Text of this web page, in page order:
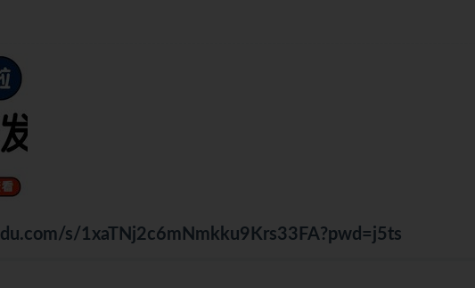
s/1xaTNj2c6mNmkku9Krs33FA?pwd=j5ts